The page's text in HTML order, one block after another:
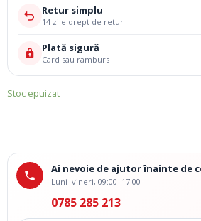
Retur simplu
14 zile drept de retur
Plată sigură
Card sau ramburs
Stoc epuizat
Ai nevoie de ajutor înainte de
Luni–vineri, 09:00–17:00
0785 285 213